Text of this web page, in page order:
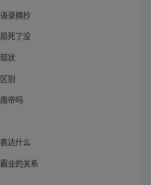
录摘抄
死了没
状
别
帝吗
达什么
业的关系